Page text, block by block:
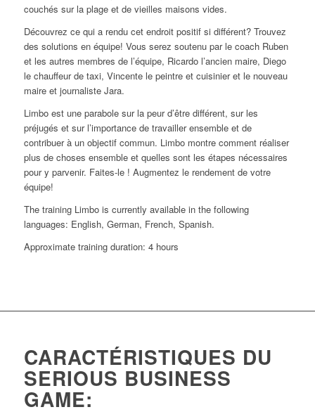
couchés sur la plage et de vieilles maisons vides.
Découvrez ce qui a rendu cet endroit positif si différent? Trouvez
des solutions en équipe! Vous serez soutenu par le coach Ruben
et les autres membres de l’équipe, Ricardo l’ancien maire, Diego
le chauffeur de taxi, Vincente le peintre et cuisinier et le nouveau
maire et journaliste Jara.
Limbo est une parabole sur la peur d’être différent, sur les
préjugés et sur l’importance de travailler ensemble et de
contribuer à un objectif commun. Limbo montre comment réaliser
plus de choses ensemble et quelles sont les étapes nécessaires
pour y parvenir. Faites-le ! Augmentez le rendement de votre
équipe!
The training Limbo is currently available in the following
languages: English, German, French, Spanish.
Approximate training duration: 4 hours
CARACTÉRISTIQUES DU
SERIOUS BUSINESS
GAME: